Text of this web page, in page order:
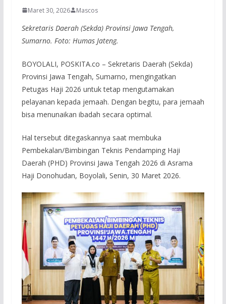
Maret 30, 2026 Mascos
Sekretaris Daerah (Sekda) Provinsi Jawa Tengah,
Sumarno. Foto: Humas Jateng.
BOYOLALI, POSKITA.co – Sekretaris Daerah (Sekda)
Provinsi Jawa Tengah, Sumarno, mengingatkan
Petugas Haji 2026 untuk tetap mengutamakan
pelayanan kepada jemaah. Dengan begitu, para jemaah
bisa menunaikan ibadah secara optimal.
Hal tersebut ditegaskannya saat membuka
Pembekalan/Bimbingan Teknis Pendamping Haji
Daerah (PHD) Provinsi Jawa Tengah 2026 di Asrama
Haji Donohudan, Boyolali, Senin, 30 Maret 2026.